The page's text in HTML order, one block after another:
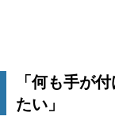
「何も手が
たい」